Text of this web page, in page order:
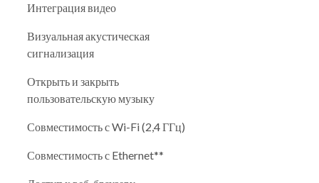
Интеграция видео
Визуальная акустическая
сигнализация
Открыть и закрыть
пользовательскую музыку
Совместимость с Wi-Fi (2,4 ГГц)
Совместимость с Ethernet**